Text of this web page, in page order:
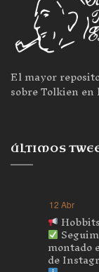
El mayor
sobre Tolkien
ÚLTIMOS
12 Abr
montado
de